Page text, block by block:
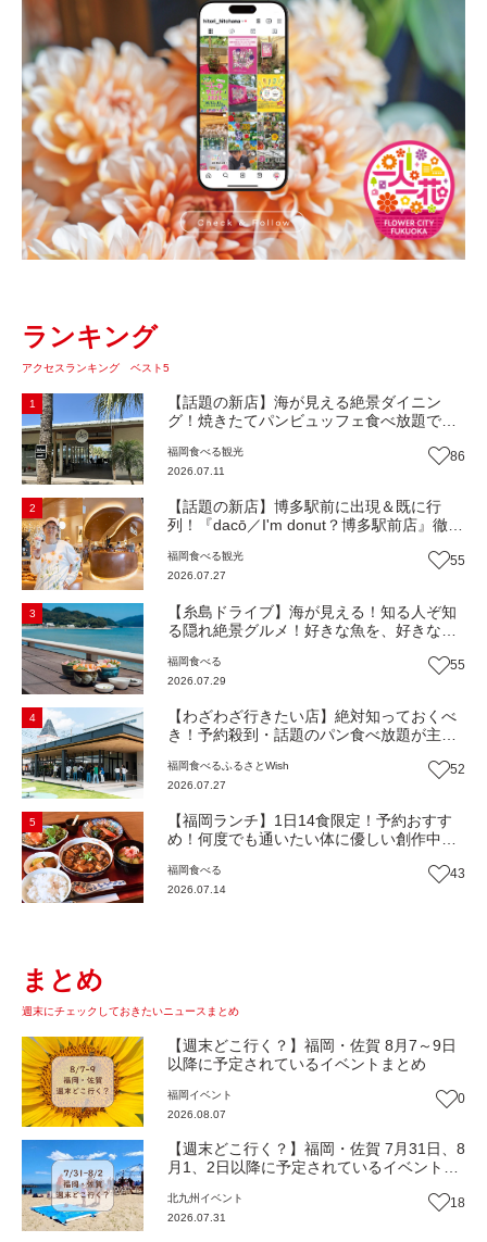
ランキング
アクセスランキング ベスト5
1
【話題の新店】海が見える絶景ダイニン
グ！焼きたてパンビュッフェ食べ放題で大
Beach Cafe』（福岡・糸島市）【まち歩
き】
福岡食べる観光
2026.07.11
86
2
【話題の新店】博多駅前に出現＆既に行
列！『dacō／I'm donut？博多駅前店』徹底
しみ方＆イチオシメニューも紹介！（福岡
市博多区）【まち歩き】
福岡食べる観光
2026.07.27
55
3
【糸島ドライブ】海が見える！知る人ぞ知
る隠れ絶景グルメ！好きな魚を、好きなだ
堂』（福岡市西区）【まち歩き】
福岡食べる
2026.07.29
55
4
【わざわざ行きたい店】絶対知っておくべ
き！予約殺到・話題のパン食べ放題が主
『bound garden』（福岡・新宮町）【まち
歩き】
福岡食べる ふるさとWish
2026.07.27
52
5
【福岡ランチ】1日14食限定！予約おすす
め！何度でも通いたい体に優しい創作中華
【まち歩き】
福岡食べる
2026.07.14
43
まとめ
週末にチェックしておきたいニュースまとめ
【週末どこ行く？】福岡・佐賀 8月7～9日
以降に予定されているイベントまとめ
福岡 イベント
2026.08.07
0
【週末どこ行く？】福岡・佐賀 7月31日、8
月1、2日以降に予定されているイベントま
北九州 イベント
2026.07.31
18